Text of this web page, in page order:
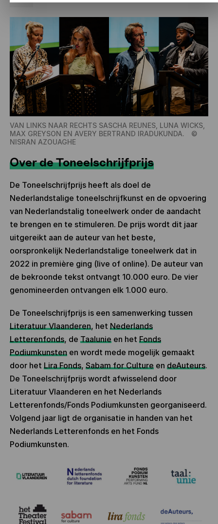
VAN LINKS NAAR RECHTS SASCHA REUNES, LUNA WICKS,
MAX GREYSON EN AVERY BERTRAND IRADUKUNDA.
©
NISRAN AZOUAGHE
Over de Toneelschrijfprijs
De Toneelschrijfprijs heeft als doel de
Nederlandstalige toneelschrijfkunst en de opvoering
van Nederlandstalig toneelwerk onder de aandacht
te brengen en te stimuleren. De prijs wordt dit jaar
uitgereikt aan de auteur van het beste,
oorspronkelijk Nederlandstalige toneelwerk dat in
2022 in première ging (live of online). De auteur van
de bekroonde tekst ontvangt 10.000 euro. De vier
genomineerden ontvangen elk 1.000 euro.
De Toneelschrijfprijs is een samenwerking tussen
Literatuur Vlaanderen, het Nederlands
Letterenfonds, de Taalunie en het Fonds
Podiumkunsten en wordt mede mogelijk gemaakt
door het Lira Fonds, Sabam for Culture en deAuteurs.
De Toneelschrijfprijs wordt afwisselend door
Literatuur Vlaanderen en het Nederlands
Letterenfonds/Fonds Podiumkunsten georganiseerd.
Volgend jaar ligt de organisatie in handen van het
Nederlands Letterenfonds en het Fonds
Podiumkunsten.